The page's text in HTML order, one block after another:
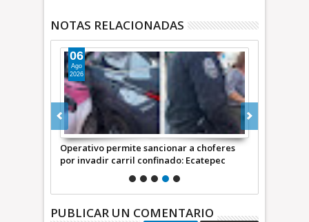
NOTAS RELACIONADAS
Operativo permite sancionar a choferes
por invadir carril confinado: Ecatepec
+Video | INFORMATIVA
06
Ago
2026
PUBLICAR UN COMENTARIO